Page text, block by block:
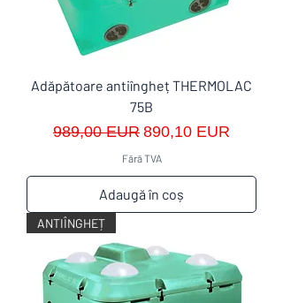
Adăpătoare antiîngheț THERMOLAC
75B
Preț normal
989,00 EUR Preț redus
890,10 EUR
Fără TVA
Adaugă în coș
ANTIÎNGHEȚ